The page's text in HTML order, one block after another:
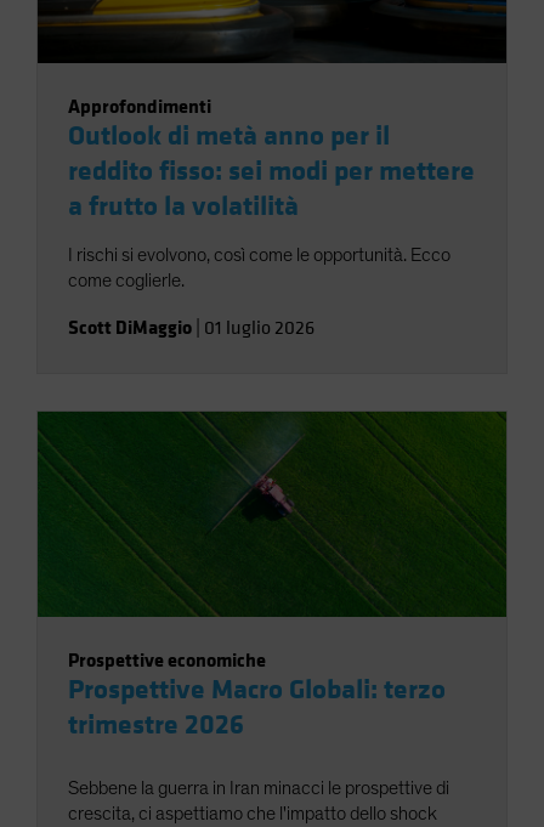
Approfondimenti
Outlook di metà anno per il
reddito fisso: sei modi per mettere
a frutto la volatilità
I rischi si evolvono, così come le opportunità. Ecco
come coglierle.
Scott DiMaggio 01 luglio 2026
Prospettive economiche
Prospettive Macro Globali: terzo
trimestre 2026
Sebbene la guerra in Iran minacci le prospettive di
crescita, ci aspettiamo che l'impatto dello shock